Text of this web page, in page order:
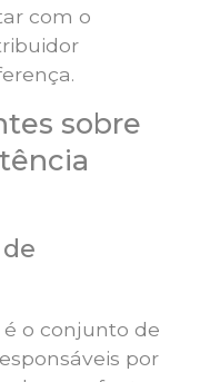
com o
sobre
o conjunto de
por